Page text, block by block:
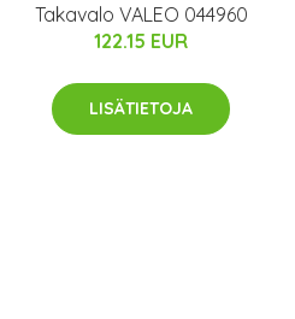
Takavalo VALEO 044960
122.15 EUR
LISÄTIETOJA